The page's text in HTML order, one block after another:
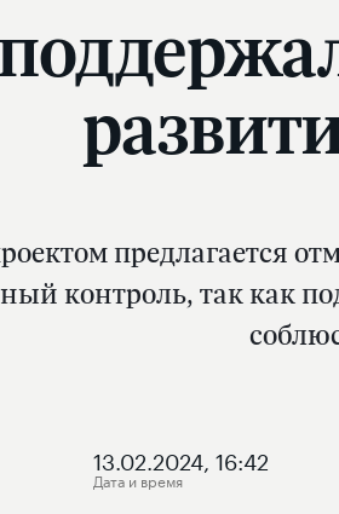
предлагается
контроль, так как
13.02.2024, 16:42
Дата и время